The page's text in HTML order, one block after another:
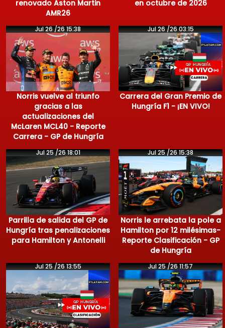
renovado Aston Martin
AMR26
en octubre de 2026
Jul 26 /26 15:38
Norris vuelve al triunfo
gracias a las
actualizaciones del
McLaren MCL40 - Reporte
Carrera - GP de Hungría
Jul 26 /26 03:15
Carrera del Gran Premio de
Hungría F1 - ¡EN VIVO!
Jul 25 /26 18:01
Parrilla de salida del GP de
Hungría tras penalizaciones
para Hamilton y Antonelli
Jul 25 /26 15:38
Norris le arrebata la pole a
Hamilton por 12 milésimas-
Reporte Clasificación - GP
de Hungría
Jul 25 /26 13:55 Jul 25 /26 11:57